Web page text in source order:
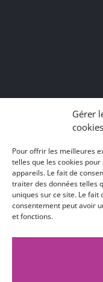
Gérer
cookies
Pour offrir les meilleures
telles que les cookies
appareils. Le fait de
traiter des données telles
uniques sur ce site. Le
consentement peut avoir
et fonctions.
Toutes nos